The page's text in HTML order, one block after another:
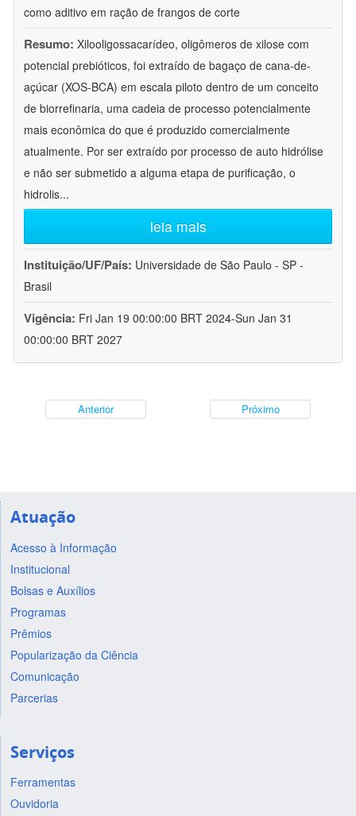
como aditivo em ração de frangos de corte
Resumo: Xilooligossacarídeo, oligômeros de xilose com
potencial prebióticos, foi extraído de bagaço de cana-de-
açúcar (XOS-BCA) em escala piloto dentro de um conceito
de biorrefinaria, uma cadeia de processo potencialmente
mais econômica do que é produzido comercialmente
atualmente. Por ser extraído por processo de auto hidrólise
e não ser submetido a alguma etapa de purificação, o
hidrolis...
leia mais
Instituição/UF/País: Universidade de São Paulo - SP -
Brasil
Vigência: Fri Jan 19 00:00:00 BRT 2024-Sun Jan 31
00:00:00 BRT 2027
Anterior Próximo
Atuação
Acesso à Informação
Institucional
Bolsas e Auxílios
Programas
Prêmios
Popularização da Ciência
Comunicação
Parcerias
Serviços
Ferramentas
Ouvidoria